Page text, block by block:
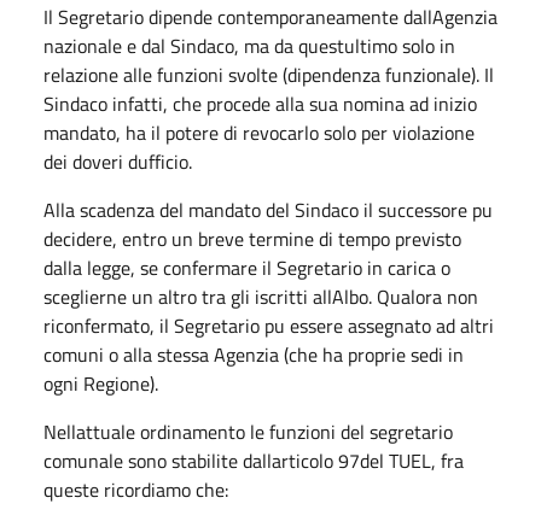
Il Segretario dipende contemporaneamente dallAgenzia
nazionale e dal Sindaco, ma da questultimo solo in
relazione alle funzioni svolte (dipendenza funzionale). Il
Sindaco infatti, che procede alla sua nomina ad inizio
mandato, ha il potere di revocarlo solo per violazione
dei doveri dufficio.
Alla scadenza del mandato del Sindaco il successore pu
decidere, entro un breve termine di tempo previsto
dalla legge, se confermare il Segretario in carica o
sceglierne un altro tra gli iscritti allAlbo. Qualora non
riconfermato, il Segretario pu essere assegnato ad altri
comuni o alla stessa Agenzia (che ha proprie sedi in
ogni Regione).
Nellattuale ordinamento le funzioni del segretario
comunale sono stabilite dallarticolo 97del TUEL, fra
queste ricordiamo che: